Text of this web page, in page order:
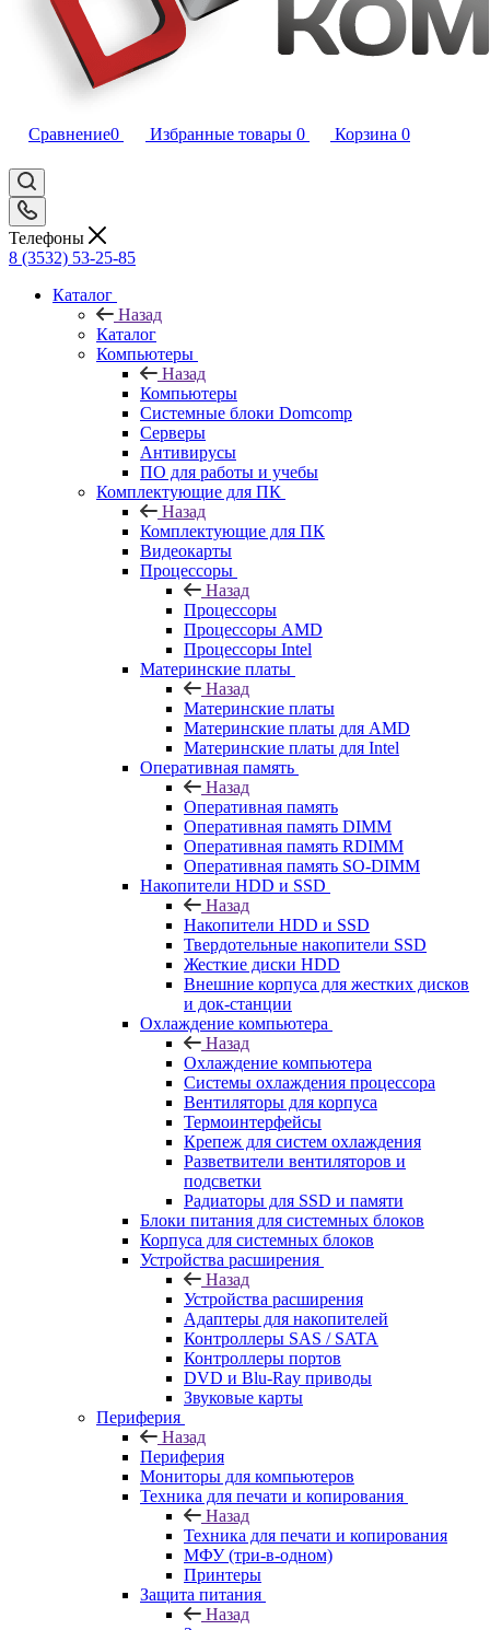
Сравнение0 Избранные товары 0 Корзина 0
Телефоны
8 (3532) 53-25-85
Каталог
Назад
Каталог
Компьютеры
Назад
Компьютеры
Системные блоки Domcomp
Серверы
Антивирусы
ПО для работы и учебы
Комплектующие для ПК
Назад
Комплектующие для ПК
Видеокарты
Процессоры
Назад
Процессоры
Процессоры AMD
Процессоры Intel
Материнские платы
Назад
Материнские платы
Материнские платы для AMD
Материнские платы для Intel
Оперативная память
Назад
Оперативная память
Оперативная память DIMM
Оперативная память RDIMM
Оперативная память SO-DIMM
Накопители HDD и SSD
Назад
Накопители HDD и SSD
Твердотельные накопители SSD
Жесткие диски HDD
Внешние корпуса для жестких дисков
и док-станции
Охлаждение компьютера
Назад
Охлаждение компьютера
Системы охлаждения процессора
Вентиляторы для корпуса
Термоинтерфейсы
Крепеж для систем охлаждения
Разветвители вентиляторов и
подсветки
Радиаторы для SSD и памяти
Блоки питания для системных блоков
Корпуса для системных блоков
Устройства расширения
Назад
Устройства расширения
Адаптеры для накопителей
Контроллеры SAS / SATA
Контроллеры портов
DVD и Blu-Ray приводы
Звуковые карты
Периферия
Назад
Периферия
Мониторы для компьютеров
Техника для печати и копирования
Назад
Техника для печати и копирования
МФУ (три-в-одном)
Принтеры
Защита питания
Назад